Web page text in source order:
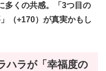
多くの共感。「3つ目の
（+170）が真実かもし
ハラが「幸福度の